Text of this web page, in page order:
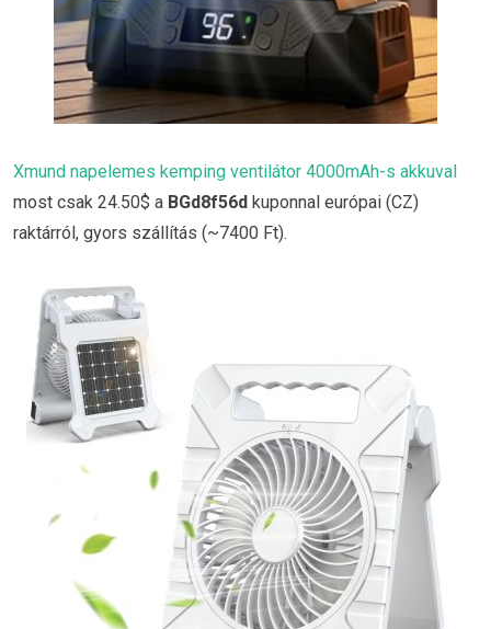
Xmund napelemes kemping ventilátor 4000mAh-s akkuval
most csak 24.50$ a BGd8f56d kuponnal európai (CZ)
raktárról, gyors szállítás (~7400 Ft).